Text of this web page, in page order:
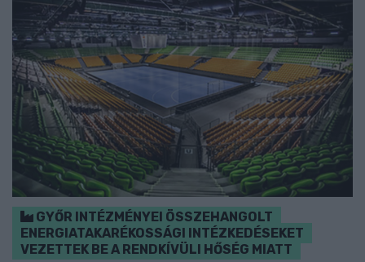
GYŐR INTÉZMÉNYEI ÖSSZEHANGOLT
ENERGIATAKARÉKOSSÁGI INTÉZKEDÉSEKET
VEZETTEK BE A RENDKÍVÜLI HŐSÉG MIATT